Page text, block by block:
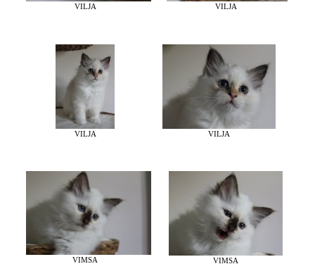
VILJA VILJA
VILJA VILJA
VIMSA VIMSA